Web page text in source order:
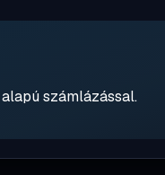
számlázással.